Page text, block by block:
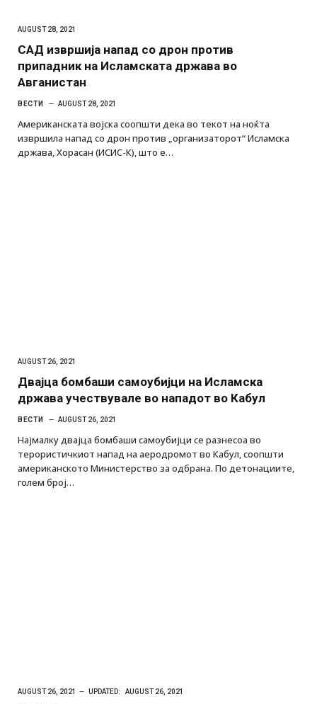
AUGUST 28, 2021
САД извршија напад со дрон против
припадник на Исламската држава во
Авганистан
ВЕСТИ AUGUST 28, 2021
Американската војска соопшти дека во текот на ноќта
извршила напад со дрон против „организаторот“ Исламска
држава, Хорасан (ИСИС-К), што е…
AUGUST 26, 2021
Двајца бомбаши самоубијци на Исламска
држава учествувале во нападот во Кабул
ВЕСТИ AUGUST 26, 2021
Најмалку двајца бомбаши самоубијци се разнесоа во
терористичкиот напад на аеродромот во Кабул, соопшти
американското Министерство за одбрана. По детонациите,
голем број…
AUGUST 26, 2021 UPDATED: AUGUST 26, 2021